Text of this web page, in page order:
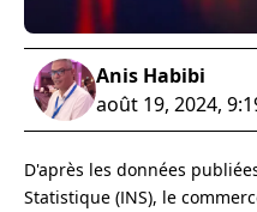
Anis Habibi
août 19, 2024,
D'après les données
Statistique (INS), le